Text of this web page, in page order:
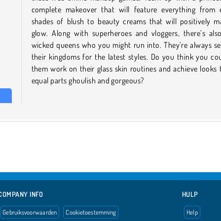
complete makeover that will feature everything from
shades of blush to beauty creams that will positively
glow. Along with superheroes and vloggers, there’s
wicked queens who you might run into. They’re always
their kingdoms for the latest styles. Do you think you
them work on their glass skin routines and achieve looks
equal parts ghoulish and gorgeous?
INFO
Gebruiksvoorwaarden Cookietoestemming
HULP
Help